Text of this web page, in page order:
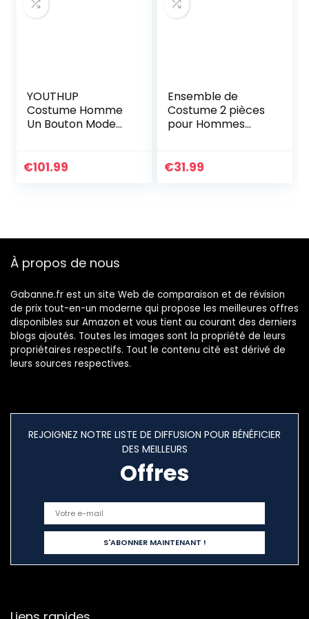
YOUTHUP
Costume Homme
Un Bouton Mode
Mariage, Noir, M
€101.99
Ensemble de
Costume 2 pièces
pour Hommes
Classique
€31.99
À propos de nous
Gabanne.fr est un site Web de comparaison et de révision
de prix tout-en-un moderne qui propose les meilleures offres
disponibles sur Amazon et vous tient au courant des derniers
blogs ajoutés. Toutes les images sont la propriété de leurs
propriétaires respectifs. Tout le contenu cité est dérivé de
leurs sources respectives.
REJOIGNEZ NOTRE LISTE DE DIFFUSION POUR BÉNÉFICIER
DES MEILLEURS
Offres